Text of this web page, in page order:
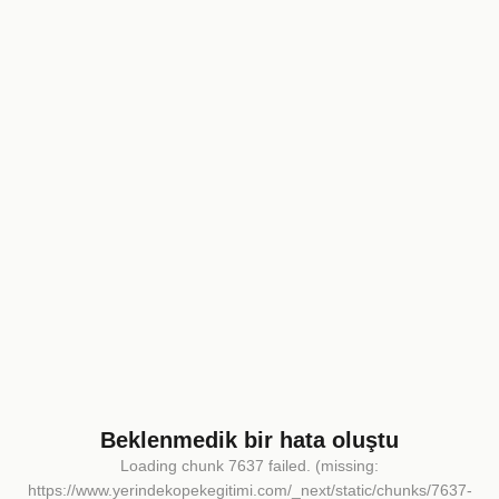
Beklenmedik bir hata oluştu
Loading chunk 7637 failed. (missing:
https://www.yerindekopekegitimi.com/_next/static/chunks/7637-